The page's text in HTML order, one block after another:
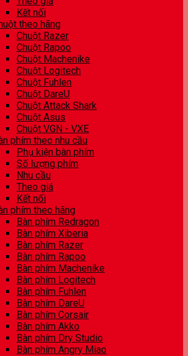
Kết nối
theo hãng
Chuột Razer
Chuột Rapoo
Chuột Machenike
Chuột Logitech
Chuột Fuhlen
Chuột DareU
Chuột Attack Shark
Chuột Asus
Chuột VGN - VXE
phím theo nhu cầu
Phụ kiện bàn phím
Số lượng phím
Nhu cầu
Theo giá
Kết nối
phím theo hãng
Bàn phím Redragon
Bàn phím Xiberia
Bàn phím Razer
Bàn phím Rapoo
Bàn phím Machenike
Bàn phím Logitech
Bàn phím Fuhlen
Bàn phím DareU
Bàn phím Corsair
Bàn phím Akko
Bàn phím Dry Studio
Bàn phím Angry Miao